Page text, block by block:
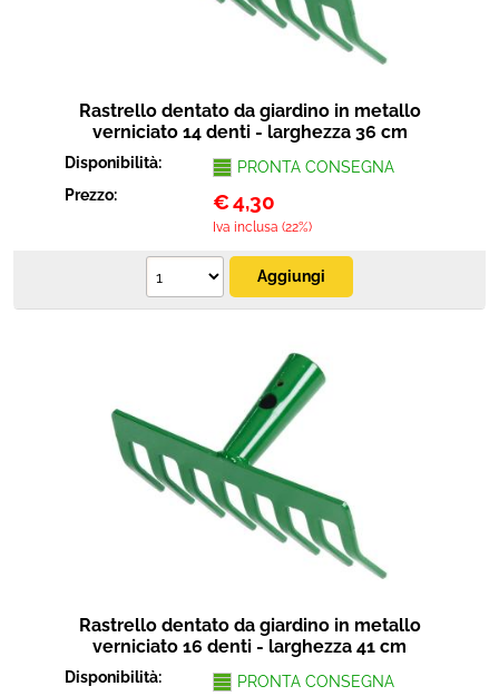
Rastrello dentato da giardino in metallo
verniciato 14 denti - larghezza 36 cm
Disponibilità:
PRONTA CONSEGNA
Prezzo:
€4,30
Iva inclusa (22%)
Rastrello dentato da giardino in metallo
verniciato 16 denti - larghezza 41 cm
Disponibilità:
PRONTA CONSEGNA